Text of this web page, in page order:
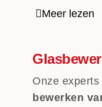
Meer lezen
Onze
bewerken